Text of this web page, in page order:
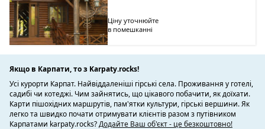
Ціну уточнюйте
в помешканні
Якщо в Карпати, то з Karpaty.rocks!
Усі курорти Карпат. Найвіддаленіші гірські села. Проживання у готелі,
садибі чи котеджі. Чим зайнятись, що цікавого побачити, як доїхати.
Карти пішохідних маршрутів, пам'ятки культури, гірські вершини. Як
легко та швидко почати отримувати клієнтів разом з путівником
Карпатами karpaty.rocks?Додайте Ваш об'єкт - це безкоштовно!